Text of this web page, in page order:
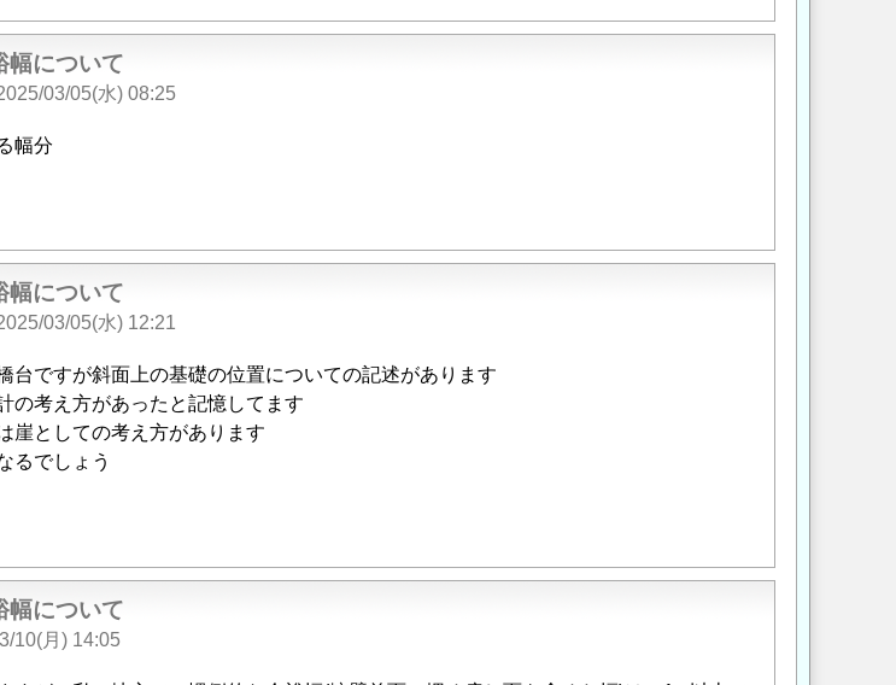
について
03/05(水) 08:25
幅分
について
03/05(水) 12:21
台ですが斜面上の基礎の位置についての記述があります
の考え方があったと記憶してます
崖としての考え方があります
るでしょう
について
10(月) 14:05